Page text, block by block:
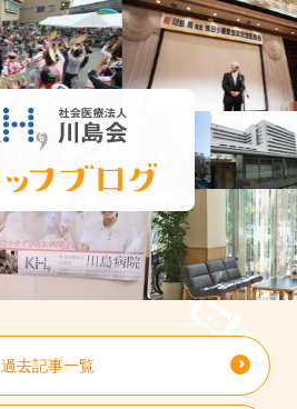
過去記事一覧